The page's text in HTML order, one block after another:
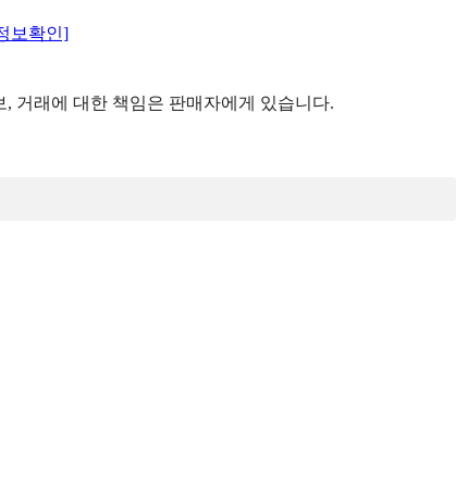
보확인]
거래에 대한 책임은 판매자에게 있습니다.